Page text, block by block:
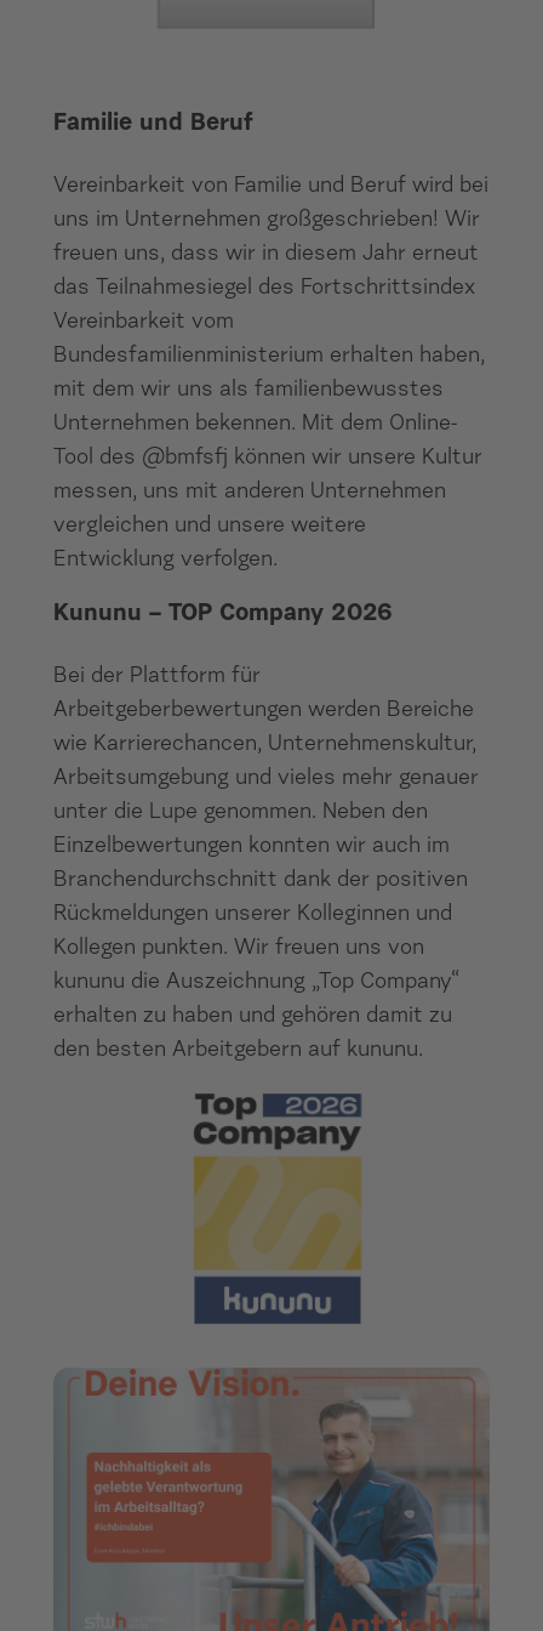
Familie und Beruf
Vereinbarkeit von Familie und Beruf wird bei
uns im Unternehmen großgeschrieben! Wir
freuen uns, dass wir in diesem Jahr erneut
das Teilnahmesiegel des Fortschrittsindex
Vereinbarkeit vom
Bundesfamilienministerium erhalten haben,
mit dem wir uns als familienbewusstes
Unternehmen bekennen. Mit dem Online-
Tool des @bmfsfj können wir unsere Kultur
messen, uns mit anderen Unternehmen
vergleichen und unsere weitere
Entwicklung verfolgen.
Kununu – TOP Company 2026
Bei der Plattform für
Arbeitgeberbewertungen werden Bereiche
wie Karrierechancen, Unternehmenskultur,
Arbeitsumgebung und vieles mehr genauer
unter die Lupe genommen. Neben den
Einzelbewertungen konnten wir auch im
Branchendurchschnitt dank der positiven
Rückmeldungen unserer Kolleginnen und
Kollegen punkten. Wir freuen uns von
kununu die Auszeichnung „Top Company“
erhalten zu haben und gehören damit zu
den besten Arbeitgebern auf kununu.